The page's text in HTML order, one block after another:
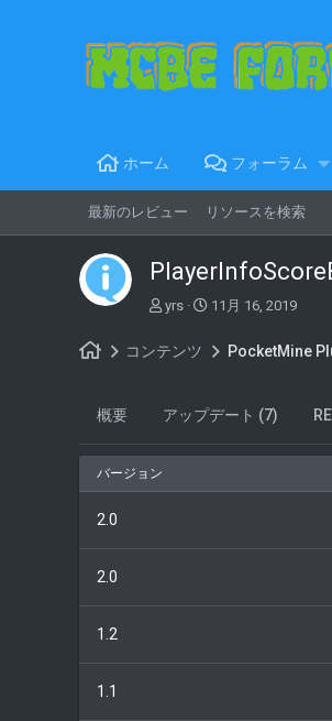
ホーム フォーラム
最新のレビュー リソースを検索
著
yrs
C
e
o
n
11月 16, 2019
コンテンツ PocketMine
概要 アップデート (7)
バージョン
2.0
2.0
1.2
1.1